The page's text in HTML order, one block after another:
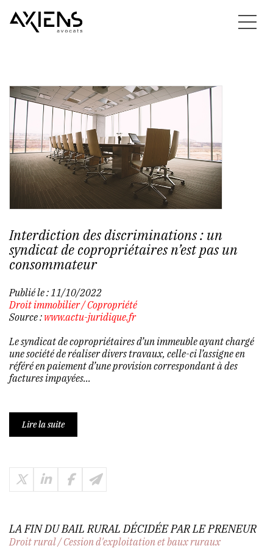
Interdiction des discriminations : un
syndicat de copropriétaires n’est pas un
consommateur
Publié le : 11/10/2022
Droit immobilier/Copropriété
Source : www.actu-juridique.fr
Le syndicat de copropriétaires d’un immeuble ayant chargé
une société de réaliser divers travaux, celle-ci l’assigne en
référé en paiement d’une provision correspondant à des
factures impayées...
Lire la suite
LA FIN DU BAIL RURAL DÉCIDÉE PAR LE PRENEUR
Droit rural/Cession d'exploitation et baux ruraux